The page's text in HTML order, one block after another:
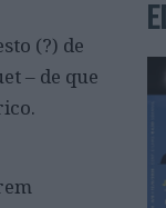
(?) de
– de que